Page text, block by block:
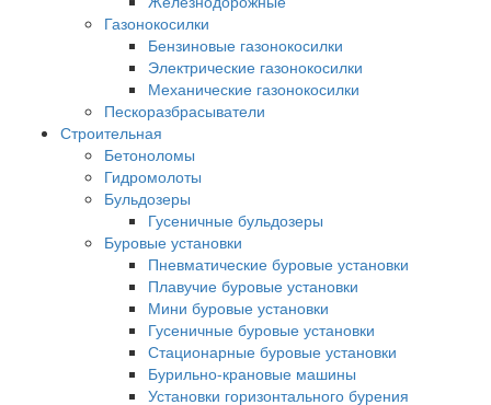
Газонокосилки
Бензиновые газонокосилки
Электрические газонокосилки
Механические газонокосилки
Пескоразбрасыватели
Строительная
Бетоноломы
Гидромолоты
Бульдозеры
Гусеничные бульдозеры
Буровые установки
Пневматические буровые установки
Плавучие буровые установки
Мини буровые установки
Гусеничные буровые установки
Стационарные буровые установки
Бурильно-крановые машины
Установки горизонтального бурения